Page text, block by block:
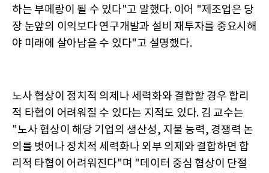
하는 부메랑이 될 수 있다"고 말했다. 이어 "제조업은 당
장 눈앞의 이익보다 연구개발과 설비 재투자를 중요시해
야 미래에 살아남을 수 있다"고 설명했다.
노사 협상이 정치적 의제나 세력화와 결합할 경우 합리
적 타협이 어려워질 수 있다는 지적도 있다. 김 교수는
"노사 협상이 해당 기업의 생산성, 지불 능력, 경쟁력 논
의를 벗어나 정치적 세력화나 외부 의제와 결합하면 합
리적 타협이 어려워진다"며 "데이터 중심 협상이 단절